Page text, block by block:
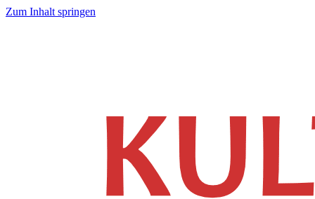
Zum Inhalt springen